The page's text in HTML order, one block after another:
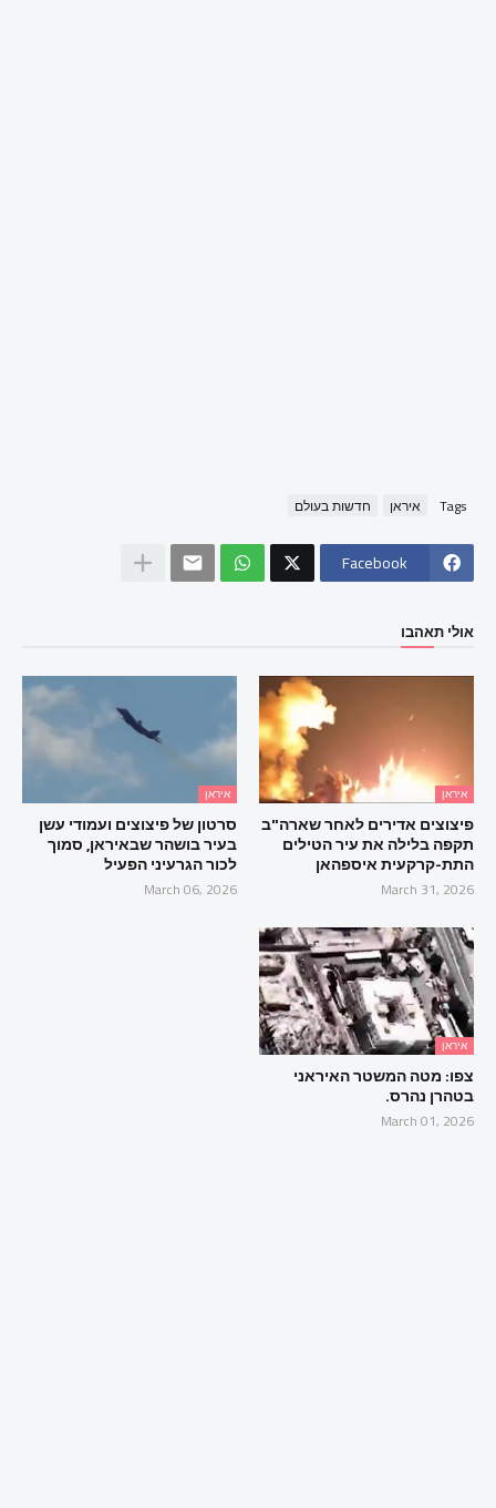
Tags איראן חדשות בעולם
Facebook
אולי תאהבו
איראן
פיצוצים אדירים לאחר שארה"ב
תקפה בלילה את עיר הטילים
התת-קרקעית איספהאן
March 31, 2026
איראן
סרטון של פיצוצים ועמודי עשן
בעיר בושהר שבאיראן, סמוך
לכור הגרעיני הפעיל
March 06, 2026
איראן
צפו: מטה המשטר האיראני
בטהרן נהרס.
March 01, 2026